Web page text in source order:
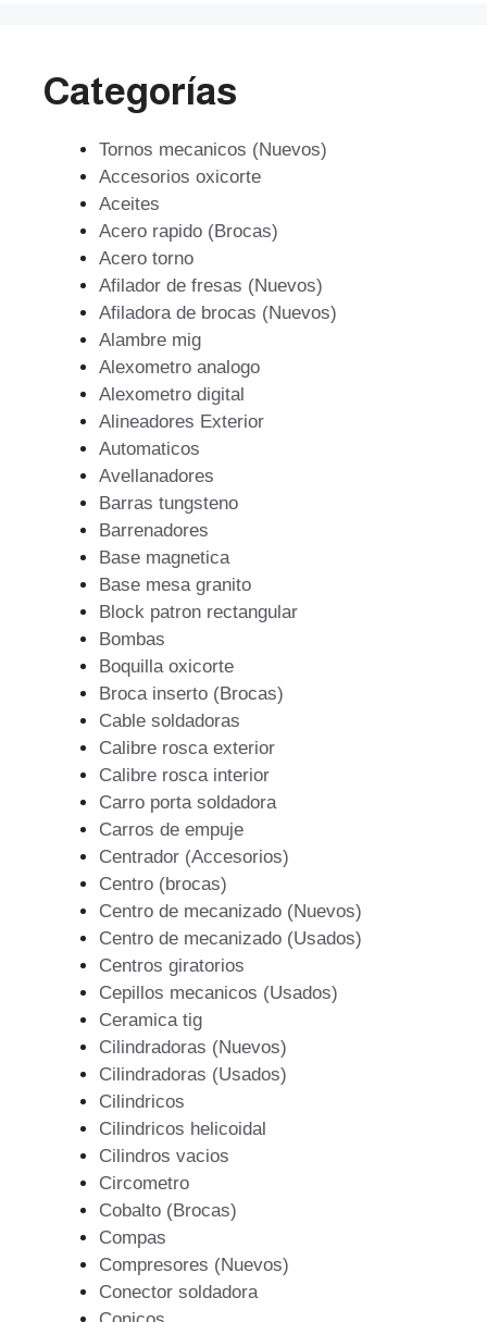
Categorías
Tornos mecanicos (Nuevos)
Accesorios oxicorte
Aceites
Acero rapido (Brocas)
Acero torno
Afilador de fresas (Nuevos)
Afiladora de brocas (Nuevos)
Alambre mig
Alexometro analogo
Alexometro digital
Alineadores Exterior
Automaticos
Avellanadores
Barras tungsteno
Barrenadores
Base magnetica
Base mesa granito
Block patron rectangular
Bombas
Boquilla oxicorte
Broca inserto (Brocas)
Cable soldadoras
Calibre rosca exterior
Calibre rosca interior
Carro porta soldadora
Carros de empuje
Centrador (Accesorios)
Centro (brocas)
Centro de mecanizado (Nuevos)
Centro de mecanizado (Usados)
Centros giratorios
Cepillos mecanicos (Usados)
Ceramica tig
Cilindradoras (Nuevos)
Cilindradoras (Usados)
Cilindricos
Cilindricos helicoidal
Cilindros vacios
Circometro
Cobalto (Brocas)
Compas
Compresores (Nuevos)
Conector soldadora